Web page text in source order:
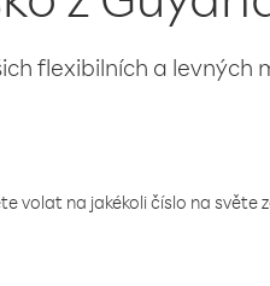
flexibilních a levných
volat na jakékoli číslo na světe